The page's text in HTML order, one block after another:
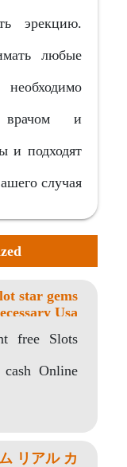
эрекцию.
любые
врачом и
и подходят
случая.
star gems
Usa
free Slots
Online
リアル カ